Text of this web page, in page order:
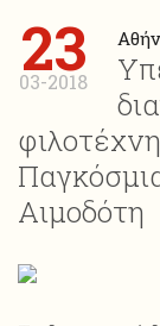
23
03-2018
Αιμοδότη